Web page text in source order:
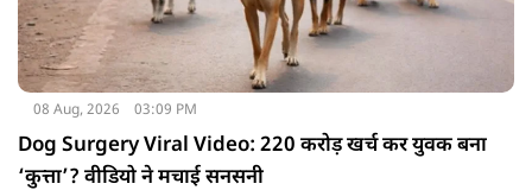
08 Aug, 2026 03:09 PM
Dog Surgery Viral Video: 220 करोड़ खर्च कर युवक बना
‘कुत्ता’? वीडियो ने मचाई सनसनी